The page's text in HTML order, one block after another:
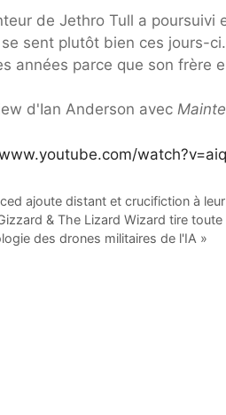
de Jethro Tull a poursuivi
sent plutôt bien ces jours-
années parce que son frère
d'Ian Anderson avec
ajoute distant et crucifiction à
& The Lizard Wizard tire
des drones militaires de l'IA »